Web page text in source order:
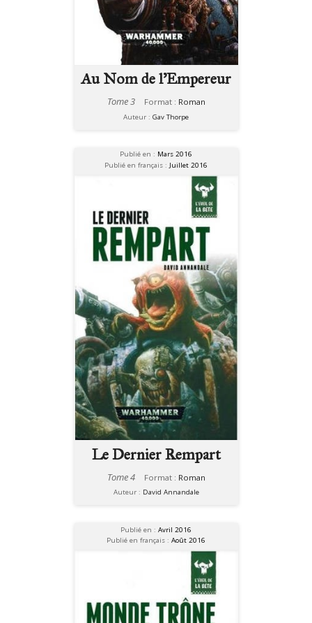
Au Nom de l'Empereur
Tome 3 Format : Roman
Auteur : Gav Thorpe
Publié en : Mars 2016
Publié en français : Juillet 2016
Le Dernier Rempart
Tome 4 Format : Roman
Auteur : David Annandale
Publié en : Avril 2016
Publié en français : Août 2016